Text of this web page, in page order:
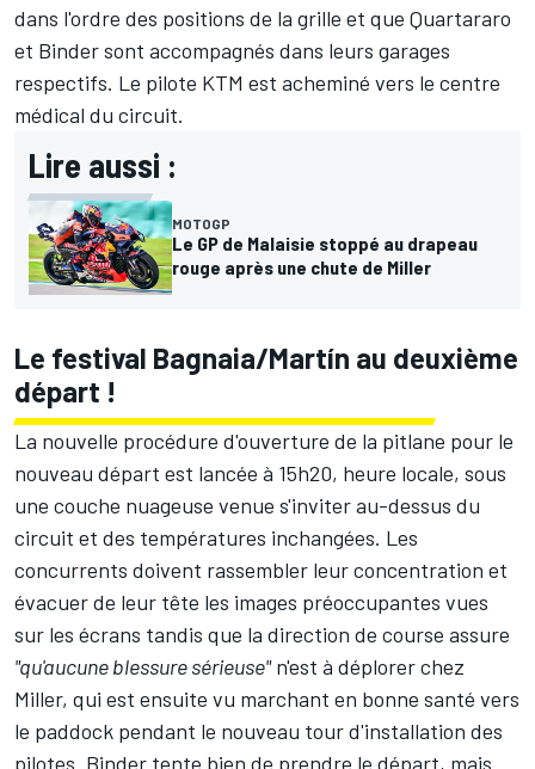
dans l'ordre des positions de la grille et que Quartararo
et Binder sont accompagnés dans leurs garages
respectifs. Le pilote KTM est acheminé vers le centre
médical du circuit.
Lire aussi :
MOTOGP
Le GP de Malaisie stoppé au drapeau
rouge après une chute de Miller
Le festival Bagnaia/Martín au deuxième
départ !
La nouvelle procédure d'ouverture de la pitlane pour le
nouveau départ est lancée à 15h20, heure locale, sous
une couche nuageuse venue s'inviter au-dessus du
circuit et des températures inchangées. Les
concurrents doivent rassembler leur concentration et
évacuer de leur tête les images préoccupantes vues
sur les écrans tandis que la direction de course assure
"qu'aucune blessure sérieuse"n'est à déplorer chez
Miller, qui est ensuite vu marchant en bonne santé vers
le paddock pendant le nouveau tour d'installation des
pilotes. Binder tente bien de prendre le départ, mais